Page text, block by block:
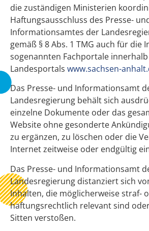
die zuständigen Ministerien
Haftungsausschluss des Presse-
Informationsamtes der
gemäß § 8 Abs. 1 TMG auch für die
sogenannten Fachportale innerhalb
Landesportals www.sachsen-
Das Presse- und Informationsamt
Landesregierung behält sich
einzelne Dokumente oder das
Website ohne gesonderte
zu ergänzen, zu löschen oder die
Internet zeitweise oder endgültig
Das Presse- und Informationsamt
Landesregierung distanziert sich
Inhalten, die möglicherweise straf-
haftungsrechtlich relevant sind
Sitten verstoßen.